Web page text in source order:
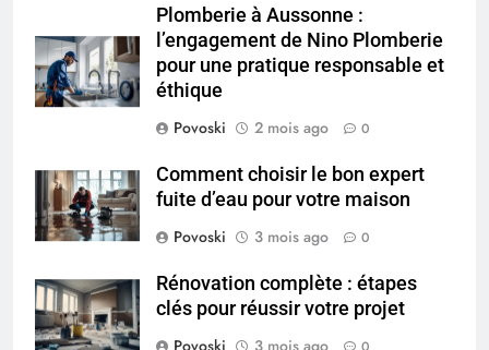
Plomberie à Aussonne :
l’engagement de Nino Plomberie
pour une pratique responsable et
éthique
Povoski
2 mois ago 0
Comment choisir le bon expert
fuite d’eau pour votre maison
Povoski
3 mois ago 0
Rénovation complète : étapes
clés pour réussir votre projet
Povoski
3 mois ago
Les secrets révélés pour une
peau éclatante grâce à The
Ordinary
SANTÉ
7
Prévenir les chutes chez les
exercices
8
Voyance à La Rochelle : où